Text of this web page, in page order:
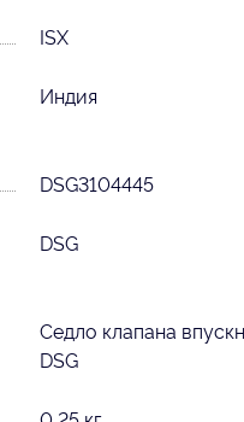
ISX
Индия
DSG3104445
DSG
Седло клапана
DSG